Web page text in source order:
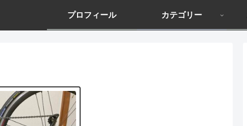
プロフィール カテゴリー